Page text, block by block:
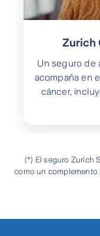
Zurich
Un seguro de
acompaña en
cáncer,
(*) El seguro Zurich
como un complemento